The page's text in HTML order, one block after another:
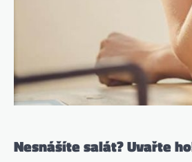
Nesnášíte salát? Uvařte